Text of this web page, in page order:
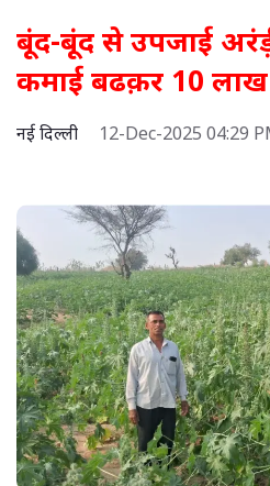
बूंद-बूंद से उपजाई
कमाई बढक़र 10 लाख
नई दिल्ली 12-Dec-2025 04:29